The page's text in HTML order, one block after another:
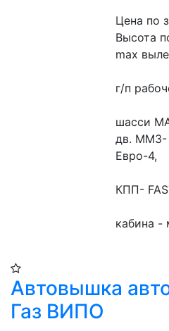
Цена по
Высота
max
г/п
дв. ММЗ-
Евро-4,
КПП-
кабина -
Автовышка
Газ ВИПО